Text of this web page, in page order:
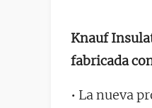
Knauf
fabricada
• La nueva